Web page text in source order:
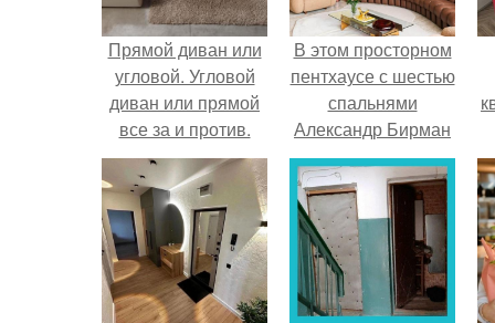
Прямой диван или
угловой. Угловой
диван или прямой
все за и против.
В этом просторном
пентхаусе с шестью
спальнями
Александр Бирман
живет со своей
семьей.